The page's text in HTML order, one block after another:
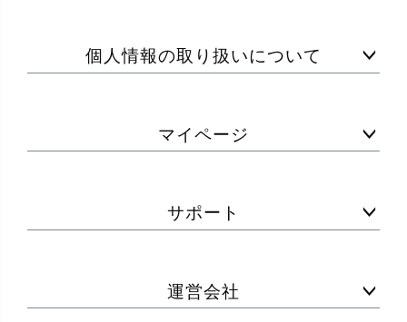
個人情報の取り扱いについて
マイページ
サポート
運営会社